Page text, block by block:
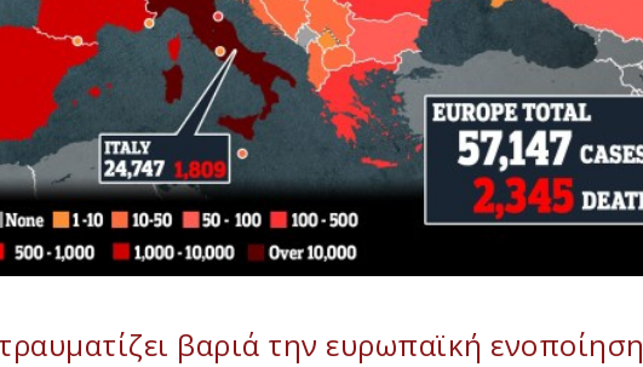
βαριά την ευρωπαϊκή ενοποίηση